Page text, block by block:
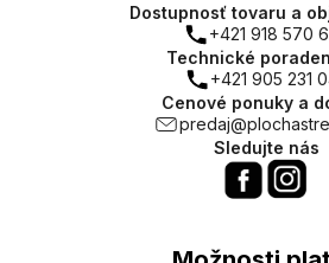
Dostupnosť tovaru a
+421 918 570
Technické
+421 905 231
Cenové ponuky a
Sledujte nás